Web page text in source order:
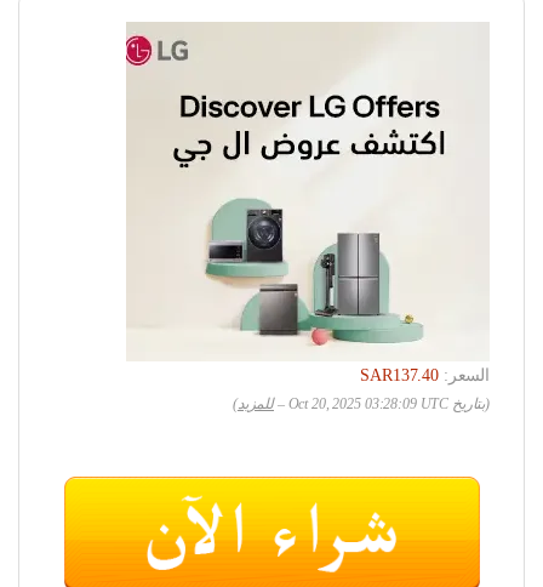
السعر:SAR137.40
(بتاريخ Oct 20, 2025 03:28:09 UTC – للمزيد)